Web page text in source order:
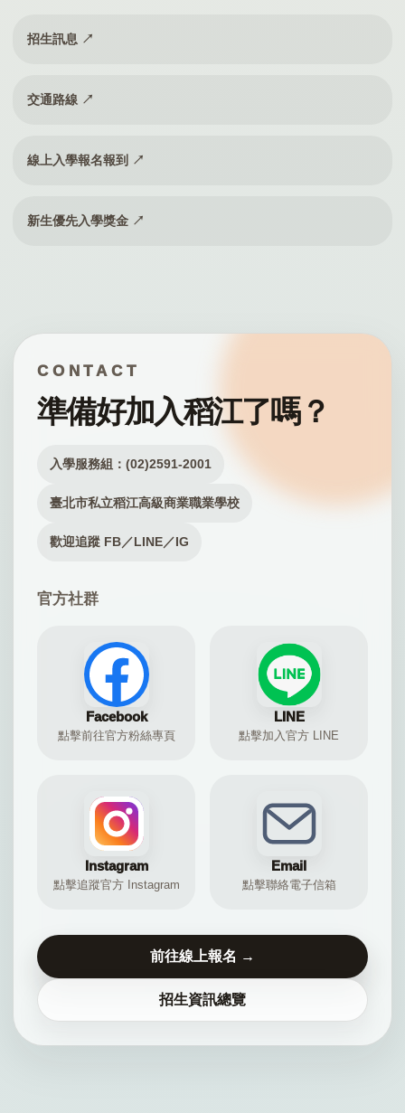
招生訊息 ↗
交通路線 ↗
線上入學報名報到 ↗
新生優先入學獎金 ↗
CONTACT
準備好加入稻江了嗎？
入學服務組：(02)2591-2001
臺北市私立稻江高級商業職業學校
歡迎追蹤 FB／LINE／IG
官方社群
Facebook
點擊前往官方粉絲專頁
LINE
點擊加入官方 LINE
Instagram
點擊追蹤官方 Instagram
Email
點擊聯絡電子信箱
前往線上報名 →
招生資訊總覽